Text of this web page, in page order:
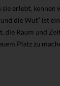
sie erlebt,
die Wut“ ist
die Raum und
Platz zu